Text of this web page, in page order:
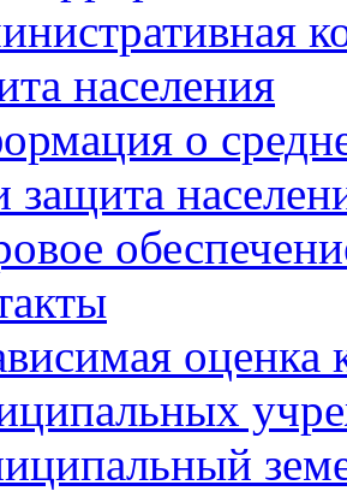
населения
о
оценка